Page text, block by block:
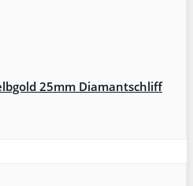
25mm Diamantschliff